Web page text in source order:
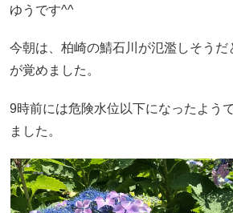
ゆうです^^
今朝は、柏崎の鯖石川が氾濫しそうだ
が覚めました。
9時前には危険水位以下になったよう
ました。